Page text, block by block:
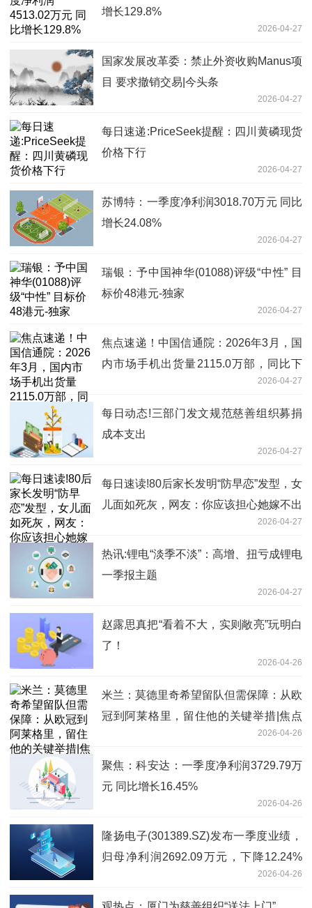
增长129.8%
2026-04-27
国家发展改革委：禁止外资收购Manus项
目 要求撤销交易|今头条
2026-04-27
每日速递:PriceSeek提醒：四川黄磷现货
价格下行
2026-04-27
苏博特：一季度净利润3018.70万元 同比
增长24.08%
2026-04-27
瑞银：予中国神华(01088)评级“中性” 目
标价48港元-独家
2026-04-27
焦点速递！中国信通院：2026年3月，国
内市场手机出货量2115.0万部，同比下
2026-04-27
每日动态!三部门发文规范慈善组织募捐
成本支出
2026-04-27
每日速读!80后家长发明“防早恋”发型，女
儿面如死灰，网友：你应该担心她嫁不出
2026-04-27
热讯:锂电“淡季不淡”：高增、扭亏成锂电
一季报主题
2026-04-27
赵露思真把“看着不大，实则敞亮”玩明白
了！
2026-04-26
米兰：莫德里奇希望留队但需保障：从欧
冠到阿莱格里，留住他的关键举措|焦点
2026-04-26
聚焦：科安达：一季度净利润3729.79万
元 同比增长16.45%
2026-04-26
隆扬电子(301389.SZ)发布一季度业绩，
归母净利润2692.09万元，下降12.24%
2026-04-26